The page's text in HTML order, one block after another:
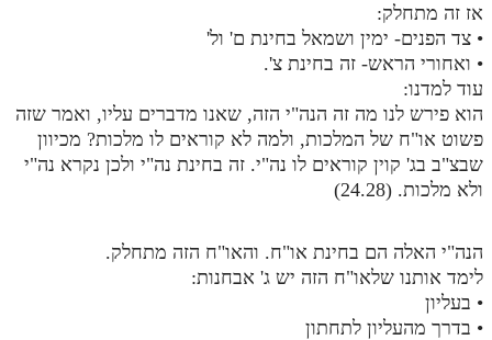
אז זה מתחלק:
• צד הפנים- ימין ושמאל בחינת ם' ול'
• ואחורי הראש- זה בחינת צ'.
עוד למדנו:
הוא פירש לנו מה זה הנה"י הזה, שאנו מדברים עליו, ואמר שזה
פשוט או"ח של המלכות, ולמה לא קוראים לו מלכות? מכיוון
שבצ"ב בג' קוין קוראים לו נה"י. זה בחינת נה"י ולכן נקרא נה"י
ולא מלכות. (24.28)
הנה"י האלה הם בחינת או"ח. והאו"ח הזה מתחלק.
לימד אותנו שלאו"ח הזה יש ג' אבחנות:
• בעליון
• בדרך מהעליון לתחתון